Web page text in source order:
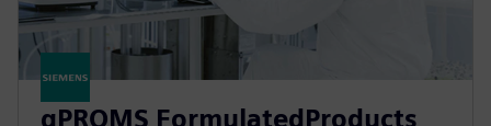
gPROMS FormulatedProducts